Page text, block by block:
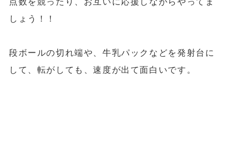
しょう！！
段ボールの切れ端や、牛乳パックなどを発射台に
して、転がしても、速度が出て面白いです。